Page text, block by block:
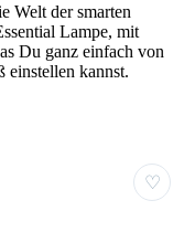
Welt der smarten
Lampe, mit
Du ganz einfach von
einstellen kannst.
♡